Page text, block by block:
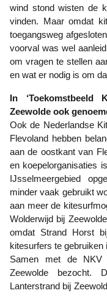
wind stond wisten de
vinden. Maar omdat
toegangsweg
voorval was wel
om vragen te stellen
en wat er nodig is om
In ‘Toekomstbeeld Kitesurfen IJsselmeergebied’ wordt
Zeewolde ook
Ook de Nederlandse
Flevoland hebben
aan de oostkant van
en koepelorganisaties
IJsselmeergebied
minder vaak gebruikt
aan meer de
Wolderwijd bij
omdat Strand Horst
kitesurfers te gebruiken
Samen met de NKV
Zeewolde bezocht.
Lanterstrand bij